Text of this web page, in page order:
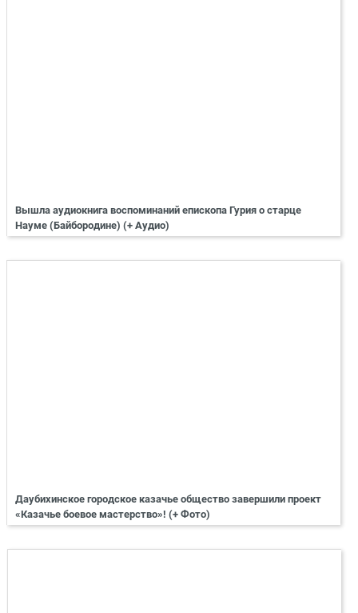
Вышла аудиокнига воспоминаний епископа Гурия о старце
Науме (Байбородине) (+ Аудио)
Даубихинское городское казачье общество завершили проект
«Казачье боевое мастерство»! (+ Фото)